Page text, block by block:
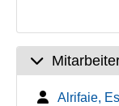
Alrifaie,